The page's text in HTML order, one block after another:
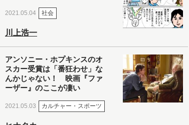
2021.05.04 社会
川上浩一
アンソニー・ホプキンスのオ
スカー受賞は「番狂わせ」な
んかじゃない！ 映画『ファ
ーザー』のここが凄い
2021.05.03 カルチャー・スポーツ